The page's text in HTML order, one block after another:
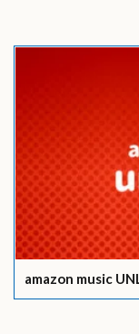
amazon music